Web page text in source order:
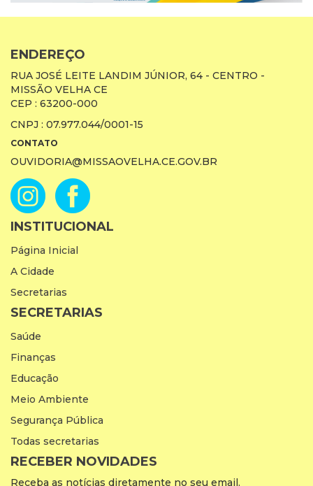
ENDEREÇO
RUA JOSÉ LEITE LANDIM JÚNIOR, 64 - CENTRO -
MISSÃO VELHA CE
CEP : 63200-000
CNPJ : 07.977.044/0001-15
CONTATO
OUVIDORIA@MISSAOVELHA.CE.GOV.BR
INSTITUCIONAL
Página Inicial
A Cidade
Secretarias
SECRETARIAS
Saúde
Finanças
Educação
Meio Ambiente
Segurança Pública
Todas secretarias
RECEBER NOVIDADES
Receba as notícias diretamente no seu email.